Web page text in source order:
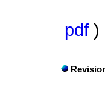
pdf )